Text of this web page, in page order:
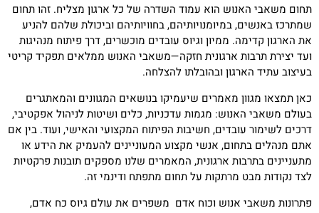
תחום משאבי האנוש הוא עמוד השדרה של כל ארגון מצליח. זהו תחום
שמתרכז באנשים, במיומנויותיהם, בחוויותיהם וביכולת שלהם להניע
את הארגון קדימה. ממיון וגיוס עובדים מוכשרים, דרך פיתוח מנהיגות
ועד יצירת תרבות ארגונית חזקה—משאבי האנוש ממלאים תפקיד קריטי
בעיצוב עתיד הארגון ובהובלתו להצלחה.
כאן תמצאו מגוון מאמרים שיעמיקו בנושאים המגוונים והמאתגרים
בעולם משאבי האנוש: מגמות עדכניות, כלים ושיטות לניהול אפקטיבי,
דרכים לשימור עובדים, חשיבות הפיתוח המקצועי והאישי, ועוד. בין אם
אתם מנהלים בתחום, אנשי מקצוע המעוניינים להעמיק את הידע או
מתעניינים בתרבות ארגונית, המאמרים שלנו מספקים תובנות פרקטיות
לצד נקודות מבט מרתקות על תחום מתפתח ודינמי זה.
פתרונות משאבי אנוש וכוח אדם משפרים את עולם גיוס כח אדם,